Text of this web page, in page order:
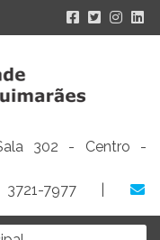
302 - Centro -
7977 |